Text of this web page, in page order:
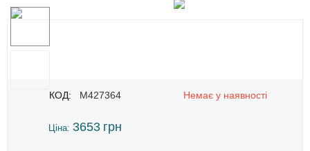
КОД: M427364 Немає у наявності
Ціна: 3653 грн